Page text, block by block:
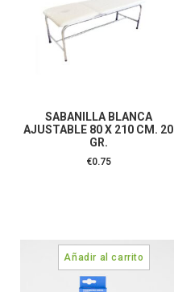
SABANILLA BLANCA
AJUSTABLE 80 X 210 CM. 20
GR.
€0.75